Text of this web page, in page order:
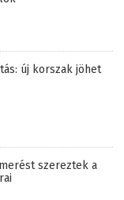
új korszak jöhet
szereztek a